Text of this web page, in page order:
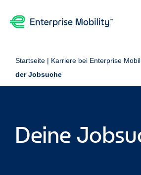
Startseite | Karriere bei Enterprise
der Jobsuche
Deine